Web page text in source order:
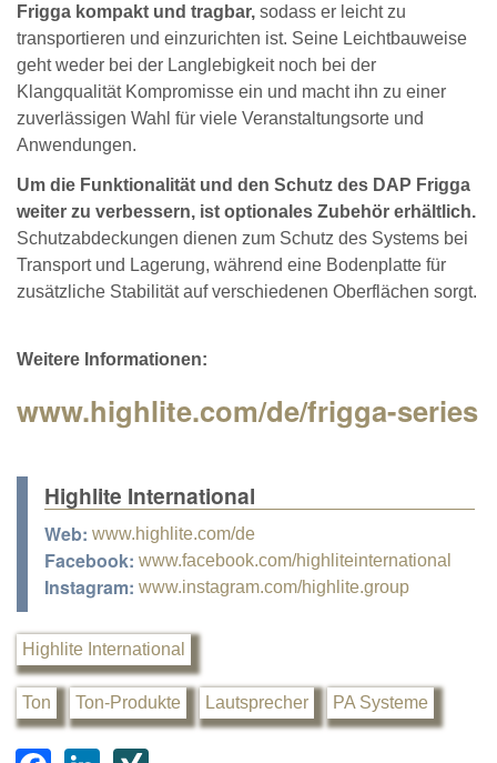
Frigga kompakt und tragbar, sodass er leicht zu
transportieren und einzurichten ist. Seine Leichtbauweise
geht weder bei der Langlebigkeit noch bei der
Klangqualität Kompromisse ein und macht ihn zu einer
zuverlässigen Wahl für viele Veranstaltungsorte und
Anwendungen.
Um die Funktionalität und den Schutz des DAP Frigga
weiter zu verbessern, ist optionales Zubehör erhältlich.
Schutzabdeckungen dienen zum Schutz des Systems bei
Transport und Lagerung, während eine Bodenplatte für
zusätzliche Stabilität auf verschiedenen Oberflächen sorgt.
Weitere Informationen:
www.highlite.com/de/frigga-series
Highlite International
Web: www.highlite.com/de
Facebook: www.facebook.com/highliteinternational
Instagram: www.instagram.com/highlite.group
Highlite International
Ton Ton-Produkte Lautsprecher PA Systeme